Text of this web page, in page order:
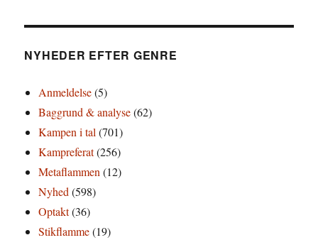
NYHEDER EFTER GENRE
Anmeldelse(5)
Baggrund & analyse(62)
Kampen i tal (701)
Kampreferat(256)
Metaflammen (12)
Nyhed (598)
Optakt(36)
Stikflamme(19)